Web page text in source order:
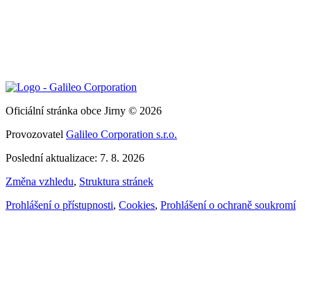
Oficiální stránka obce Jirny © 2026
Provozovatel Galileo Corporation s.r.o.
Poslední aktualizace: 7. 8. 2026
Změna vzhledu, Struktura stránek
Prohlášení o přístupnosti, Cookies, Prohlášení o ochraně soukromí